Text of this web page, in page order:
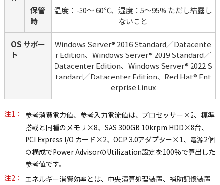
保管
時
温度：-30～ 60℃、湿度：5～95% ただし結露し
ないこと
OS サポー
ト
Windows Server® 2016 Standard／Datacente
r Edition、Windows Server® 2019 Standard／
Datacenter Edition、Windows Server® 2022 S
tandard／Datacenter Edition、Red Hat® Ent
erprise Linux
注1： 参考消費電力値、参考入力電流値は、プロセッサー×2、標準
搭載と同種のメモリ×8、SAS 300GB 10krpm HDD×8台、
PCI Express I/O カード×2、OCP 3.0アダプター×1、電源2個
の構成でPower AdvisorのUtilization設定を100%で算出した
参考値です。
注2： エネルギー消費効率とは、中央演算処理装置、補助記憶装置